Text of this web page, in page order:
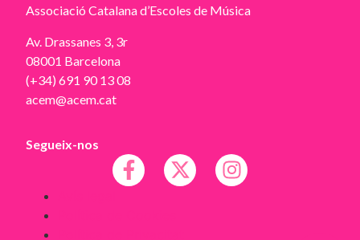
Associació Catalana d’Escoles de Música
Av. Drassanes 3, 3r
08001 Barcelona
(+34) 691 90 13 08
acem@acem.cat
Segueix-nos